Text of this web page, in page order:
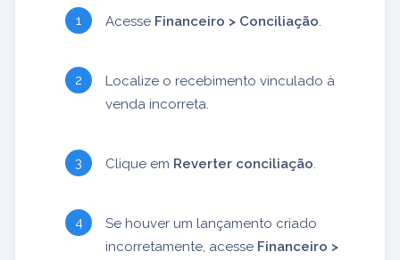
Acesse Financeiro > Conciliação
Localize o recebimento vinculado à
venda incorreta.
Clique em Reverter conciliação
Se houver um lançamento criado
incorretamente, acesse Financeiro >